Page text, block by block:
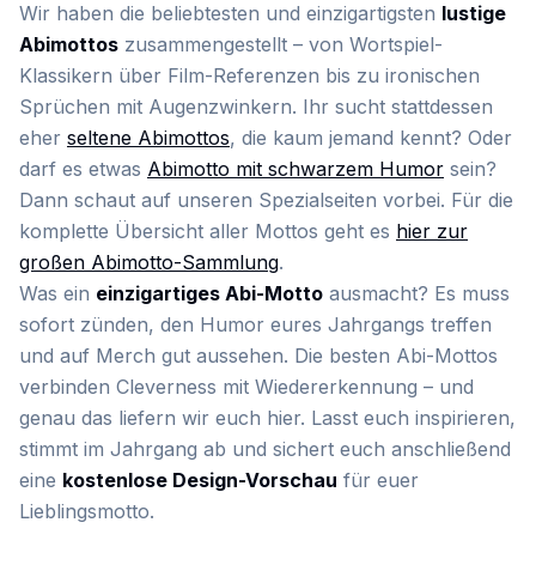
Wir haben die beliebtesten und einzigartigsten lustige
Abimottos zusammengestellt – von Wortspiel-
Klassikern über Film-Referenzen bis zu ironischen
Sprüchen mit Augenzwinkern. Ihr sucht stattdessen
eher seltene Abimottos, die kaum jemand kennt? Oder
darf es etwas Abimotto mit schwarzem Humor sein?
Dann schaut auf unseren Spezialseiten vorbei. Für die
komplette Übersicht aller Mottos geht es hier zur
großen Abimotto-Sammlung.
Was ein einzigartiges Abi-Motto ausmacht? Es muss
sofort zünden, den Humor eures Jahrgangs treffen
und auf Merch gut aussehen. Die besten Abi-Mottos
verbinden Cleverness mit Wiedererkennung – und
genau das liefern wir euch hier. Lasst euch inspirieren,
stimmt im Jahrgang ab und sichert euch anschließend
eine kostenlose Design-Vorschau für euer
Lieblingsmotto.